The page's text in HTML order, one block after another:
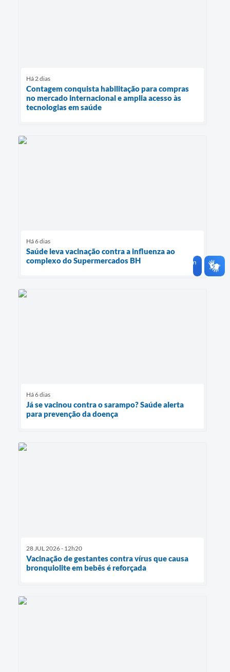
Há 2 dias
Contagem conquista habilitação para compras
no mercado internacional e amplia acesso às
tecnologias em saúde
Há 6 dias
Saúde leva vacinação contra a influenza ao
complexo do Supermercados BH
Há 6 dias
Já se vacinou contra o sarampo? Saúde alerta
para prevenção da doença
28 JUL 2026 - 12h20
Vacinação de gestantes contra vírus que causa
bronquiolite em bebês é reforçada